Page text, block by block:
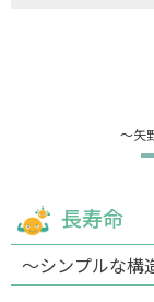
〜矢
長寿命
〜シンプルな構